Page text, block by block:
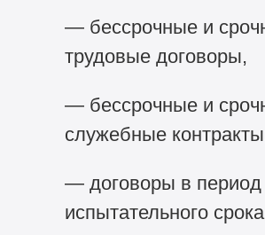
— бессрочные и
трудовые договоры,
— бессрочные и
служебные
— договоры в период
испытательного